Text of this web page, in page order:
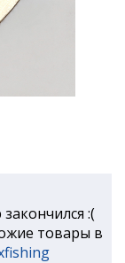
:(
товары в